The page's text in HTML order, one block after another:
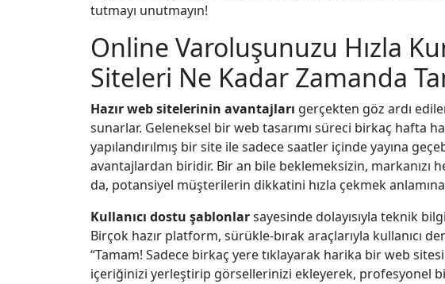
tutmayı unutmayın!
Online Varoluşunuzu Hızla
Siteleri Ne Kadar Zamanda
Hazır web sitelerinin avantajları gerçekten göz ardı
sunarlar. Geleneksel bir web tasarımı süreci birkaç hafta
yapılandırılmış bir site ile sadece saatler içinde yayına
avantajlardan biridir. Bir an bile beklemeksizin, markanızı
da, potansiyel müşterilerin dikkatini hızla çekmek
Kullanıcı dostu şablonlarsayesinde dolayısıyla teknik
Birçok hazır platform, sürükle-bırak araçlarıyla kullanıcı
“Tamam! Sadece birkaç yere tıklayarak harika bir web sitesi
içeriğinizi yerleştirip görsellerinizi ekleyerek, profesyonel